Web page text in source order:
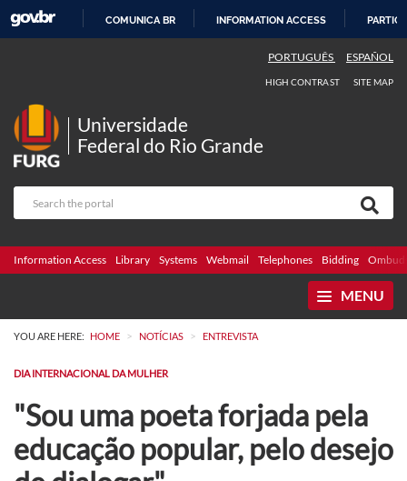
COMUNICA BR INFORMATION ACCESS
PORTUGUÊS ESPAÑOL
HIGH CONTRAST SITE MAP
Universidade
Federal do Rio Grande
Information Access Library Systems Webmail Telephones Bidding
MENU
YOU ARE HERE: HOME > NOTÍCIAS > ENTREVISTA
DIA INTERNACIONAL DA MULHER
"Sou uma poeta forjada pela
educação popular, pelo desejo